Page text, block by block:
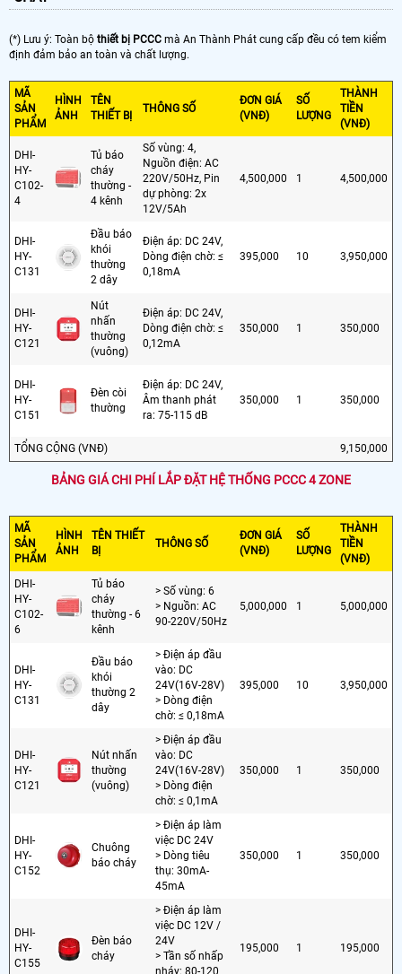
(*) Lưu ý: Toàn bộ thiết bị PCCC mà An Thành Phát cung cấp đều có tem kiểm
định đảm bảo an toàn và chất lượng.
BẢNG GIÁ CHI PHÍ LẮP ĐẶT HỆ THỐNG PCCC 4 ZONE
MÃ
SẢN
PHẨM
HÌNH
ẢNH
TÊN
THIẾT BỊ
THÔNG SỐ
ĐƠN GIÁ
(VNĐ)
SỐ
LƯỢNG
THÀNH
TIỀN
(VNĐ)
DHI-
HY-
C102-
4
Tủ báo
cháy
thường -
4 kênh
Số vùng: 4,
Nguồn điện: AC
220V/50Hz, Pin
dự phòng: 2x
12V/5Ah
4,500,000 1 4,500,000
DHI-
HY-
C131
Đầu báo
khói
thường
2 dây
Điện áp: DC 24V,
Dòng điện chờ: ≤
0,18mA
395,000 10 3,950,000
DHI-
HY-
C121
Nút
nhấn
thường
(vuông)
Điện áp: DC 24V,
Dòng điện chờ: ≤
0,12mA
350,000 1 350,000
DHI-
HY-
C151
Đèn còi
thường
Điện áp: DC 24V,
Âm thanh phát
ra: 75-115 dB
350,000 1 350,000
TỔNG CỘNG (VNĐ) 9,150,000
MÃ
SẢN
PHẨM
HÌNH
ẢNH
TÊN THIẾT
BỊ
THÔNG SỐ
ĐƠN GIÁ
(VNĐ)
SỐ
LƯỢNG
THÀNH
TIỀN
(VNĐ)
DHI-
HY-
C102-
6
Tủ báo
cháy
thường - 6
kênh
> Số vùng: 6
> Nguồn: AC
90-220V/50Hz
5,000,000 1 5,000,000
DHI-
HY-
C131
Đầu báo
khói
thường 2
dây
> Điện áp đầu
vào: DC
24V(16V-28V)
> Dòng điện
chờ: ≤ 0,18mA
395,000 10 3,950,000
DHI-
HY-
C121
Nút nhấn
thường
(vuông)
> Điện áp đầu
vào: DC
24V(16V-28V)
> Dòng điện
chờ: ≤ 0,1mA
350,000 1 350,000
DHI-
HY-
C152
Chuông
báo cháy
> Điện áp làm
việc DC 24V
> Dòng tiêu
thụ: 30mA-
45mA
350,000 1 350,000
DHI-
HY-
C155
Đèn báo
cháy
> Điện áp làm
việc DC 12V /
24V
> Tần số nhấp
nháy: 80-120
195,000 1 195,000